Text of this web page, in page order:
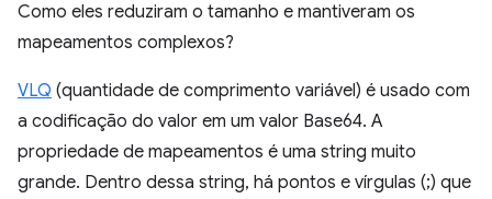
Como eles reduziram o tamanho e mantiveram os
mapeamentos complexos?
VLQ (quantidade de comprimento variável) é usado com
a codificação do valor em um valor Base64. A
propriedade de mapeamentos é uma string muito
grande. Dentro dessa string, há pontos e vírgulas (;) que